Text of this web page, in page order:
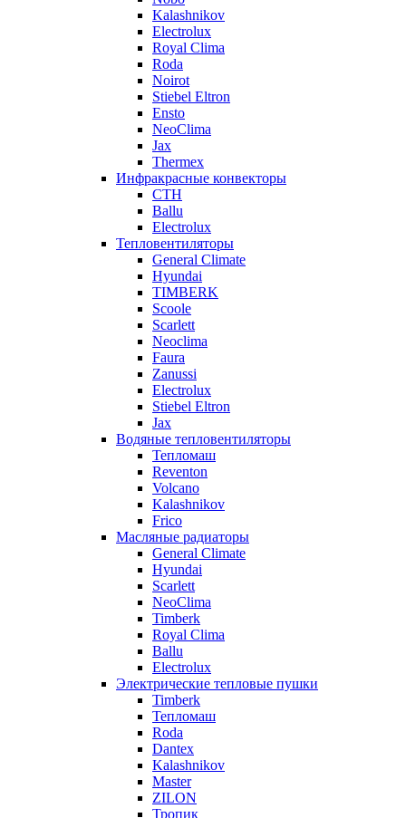
Kalashnikov
Electrolux
Royal Clima
Roda
Noirot
Stiebel Eltron
Ensto
NeoClima
Jax
Thermex
Инфракрасные конвекторы
CTH
Ballu
Electrolux
Тепловентиляторы
General Climate
Hyundai
TIMBERK
Scoole
Scarlett
Neoclima
Faura
Zanussi
Electrolux
Stiebel Eltron
Jax
Водяные тепловентиляторы
Тепломаш
Reventon
Volcano
Kalashnikov
Frico
Масляные радиаторы
General Climate
Hyundai
Scarlett
NeoClima
Timberk
Royal Clima
Ballu
Electrolux
Электрические тепловые пушки
Timberk
Тепломаш
Roda
Dantex
Kalashnikov
Master
ZILON
Тропик